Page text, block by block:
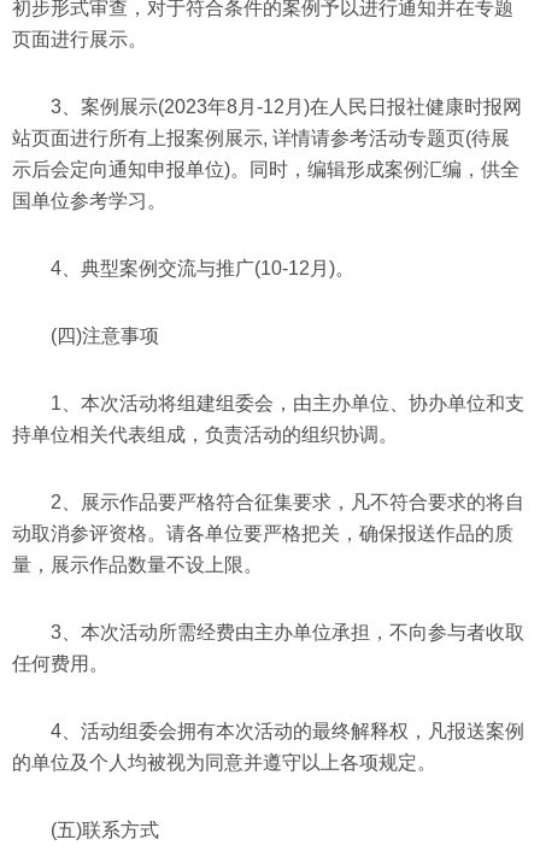
初步形式审查，对于符合条件的案例予以进行通知并在专题
页面进行展示。
3、案例展示(2023年8月-12月)在人民日报社健康时报网
站页面进行所有上报案例展示, 详情请参考活动专题页(待展
示后会定向通知申报单位)。同时，编辑形成案例汇编，供全
国单位参考学习。
4、典型案例交流与推广(10-12月)。
(四)注意事项
1、本次活动将组建组委会，由主办单位、协办单位和支
持单位相关代表组成，负责活动的组织协调。
2、展示作品要严格符合征集要求，凡不符合要求的将自
动取消参评资格。请各单位要严格把关，确保报送作品的质
量，展示作品数量不设上限。
3、本次活动所需经费由主办单位承担，不向参与者收取
任何费用。
4、活动组委会拥有本次活动的最终解释权，凡报送案例
的单位及个人均被视为同意并遵守以上各项规定。
(五)联系方式